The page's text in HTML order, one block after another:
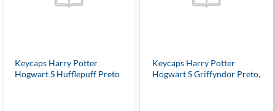
Keycaps Harry Potter
Hogwart S Hufflepuff Preto
Keycaps Harry Potter
Hogwart S Griffyndor Preto,